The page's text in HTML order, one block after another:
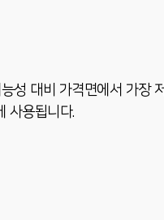
성 대비 가격면에서 가장
사용됩니다.